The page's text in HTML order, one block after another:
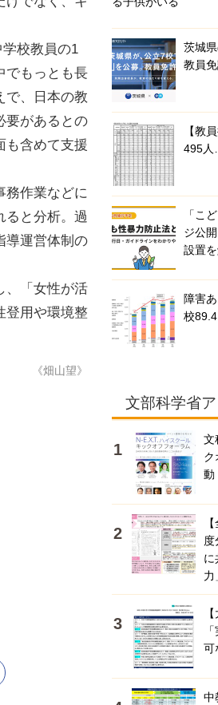
校教員の1
でもっとも長
で、日本の教
要があるとの
も含めて支援
務作業などに
ると分析。過
導運営体制の
、「女性が活
登用や環境整
《畑山望》
茨城
教員
【教
495
「こ
ジ公
設置
障害
校
文部科学省
文
ク
動
度
に
力
可
中